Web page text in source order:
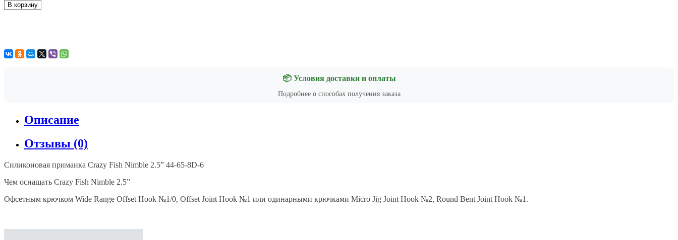
В корзину
📦 Условия доставки и оплаты
Подробнее о способах получения заказа
Описание
Отзывы (0)
Силиконовая приманка Crazy Fish Nimble 2.5” 44-65-8D-6
Чем оснащать Crazy Fish Nimble 2.5”
Офсетным крючком Wide Range Offset Hook №1/0, Offset Joint Hook №1 или одинарными крючками Micro Jig Joint Hook №2, Round Bent Joint Hook №1.